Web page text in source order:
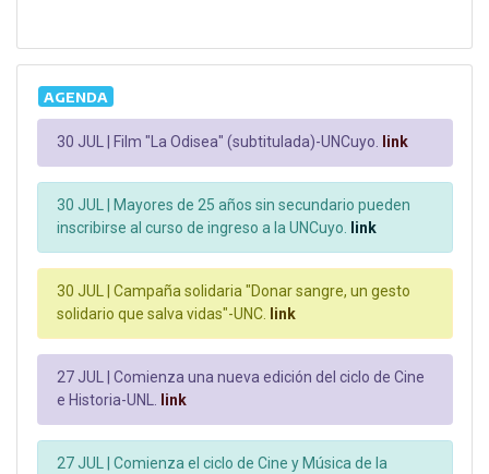
AGENDA
30 JUL | Film "La Odisea" (subtitulada)-UNCuyo. link
30 JUL |
Mayores de 25 años sin secundario pueden
inscribirse al curso de ingreso a la UNCuyo. link
30 JUL | Campaña solidaria "Donar sangre, un gesto
solidario que salva vidas"-UNC. link
27 JUL | Comienza una nueva edición del ciclo de Cine
e Historia-UNL. link
27 JUL | Comienza el ciclo de Cine y Música de la